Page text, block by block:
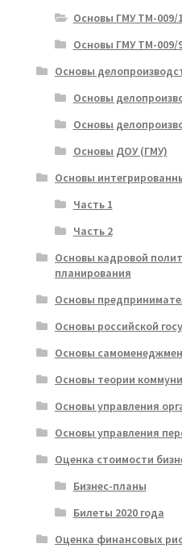
Основы ГМУ ТМ-009/
Основы ГМУ ТМ-009/
Основы
Основы
Основы
Основы ДОУ (ГМУ)
Основы
Часть 1
Часть 2
Основы кадровой
планирования
Основы
Основы российской
Основы
Основы теории
Основы управления
Основы управления
Оценка стоимости
Бизнес-планы
Билеты 2020 года
Оценка финансовых